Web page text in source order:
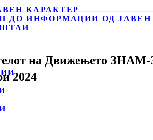
КАРАКТЕР
ДО ИНФОРМАЦИИ ОД ЈАВЕН
на Движењето
2024